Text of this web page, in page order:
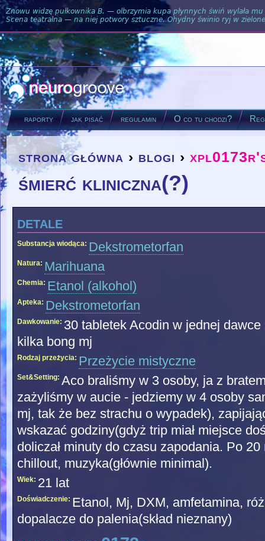
Znowu widzę pułkownika B. — olbrzymia kupa płynnych świń wylała
Scena teatralna — na niej potwory sztuczne. Ohydny świnio ryj w
raporty jak pisać regulamin O co tu chodzi?
you are here
strona główna › blogi ›
śmierć kliniczna(?)
detale
Substancja wiodąca: Dekstrometorfan
Natura: Marihuana
Chemia: Etanol (alkohol)
Apteka: Dekstrometorfan
Dawkowanie: 30 tabletek Acodin w jednej
kilka bong mj
Rodzaj przeżycia: Przeżycie mistyczne
Set&Setting: Aco braliśmy w 3 osoby, ja z
zażyliśmy w aucie - jedziemy w 4 osoby
mj, tak że bez strachu o wypadek),
wskazać godziny(gdyż trip miał miejsce
doliczał minuty do czasu zapodania. Po
chillout, muzyka(głównie minimal).
Wiek: 21 lat
Doświadczenie: Etanol, Mj, DXM, amfetamina,
dopalacze do palenia(skład nieznany)